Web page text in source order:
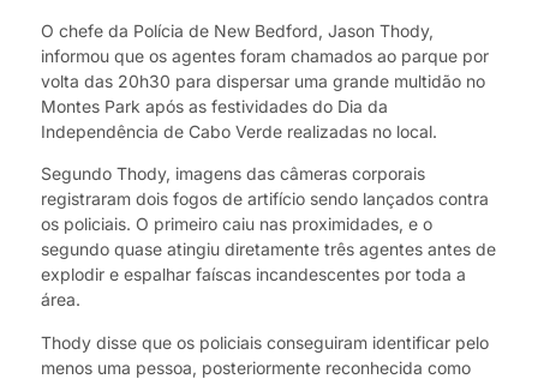
O chefe da Polícia de New Bedford, Jason Thody,
informou que os agentes foram chamados ao parque por
volta das 20h30 para dispersar uma grande multidão no
Montes Park após as festividades do Dia da
Independência de Cabo Verde realizadas no local.
Segundo Thody, imagens das câmeras corporais
registraram dois fogos de artifício sendo lançados contra
os policiais. O primeiro caiu nas proximidades, e o
segundo quase atingiu diretamente três agentes antes de
explodir e espalhar faíscas incandescentes por toda a
área.
Thody disse que os policiais conseguiram identificar pelo
menos uma pessoa, posteriormente reconhecida como